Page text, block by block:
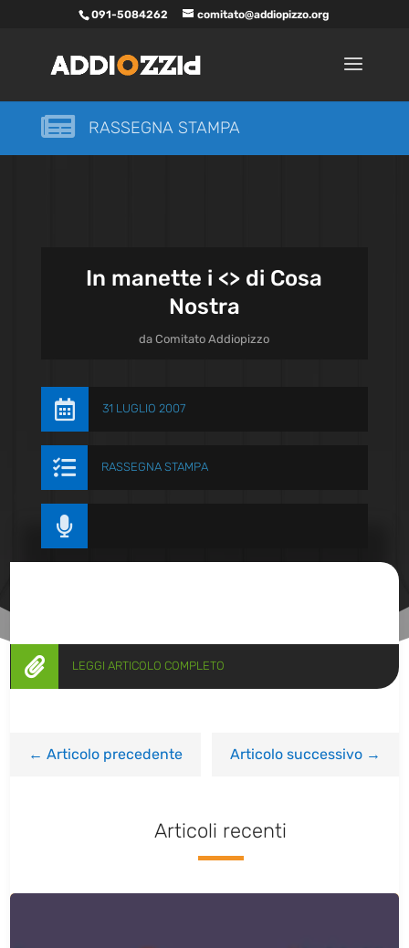
091-5084262 comitato@addiopizzo.org
 RASSEGNA STAMPA
In manette i <> di Cosa
Nostra
daComitato Addiopizzo
 31 LUGLIO 2007
 RASSEGNA STAMPA

 LEGGI ARTICOLO COMPLETO
←Articolo precedente Articolo successivo→
Articoli recenti